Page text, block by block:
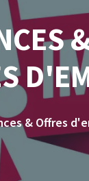
& Offres